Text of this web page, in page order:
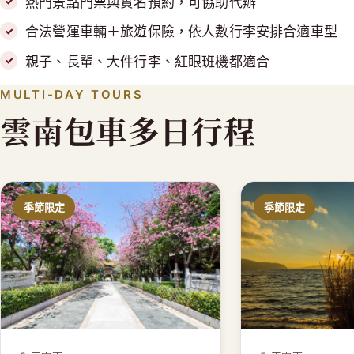
合法營運車輛＋旅遊保險，依人數行李安排合適車型
親子、長輩、大件行李、紅眼班機都適合
MULTI-DAY TOURS
雲南包車多日行程
季節限定 季節限定